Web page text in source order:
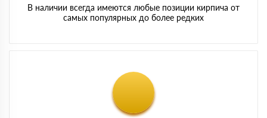
В наличии всегда имеются любые позиции кирпича от
самых популярных до более редких